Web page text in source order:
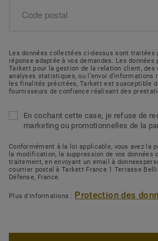
Les données collectées ci-dessus sont
réponse adaptée à vos demandes. Les
Tarkett pour la gestion de la relation client, des
analyses statistiques, ou l’envoi
les finalités précitées, Tarkett est susceptible
fournisseurs de confiance réalisant des
En cochant cette case, je refuse de
marketing ou promotionnelles de la
Conformément à la loi applicable, vous avez la
la modification, la suppression de vos données
traitement, en envoyant un email à
courrier postal à Tarkett France 1 Terrasse
Défense, France.
Plus d'informations : Protection des